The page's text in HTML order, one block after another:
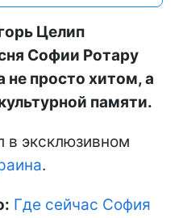
Целип
Софии Ротару
не просто хитом, а
памяти.
в эксклюзивном
.
Где сейчас София